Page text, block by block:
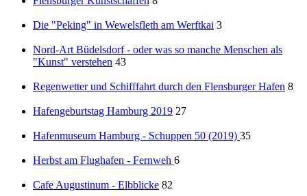
Die "Peking" in Wewelsfleth am Werftkai 3
Nord-Art Büdelsdorf - oder was so manche Menschen als
"Kunst" verstehen 43
Regenwetter und Schifffahrt durch den Flensburger Hafen 8
Hafengeburtstag Hamburg 2019 27
Hafenmuseum Hamburg - Schuppen 50 (2019) 35
Herbst am Flughafen - Fernweh 6
Cafe Augustinum - Elbblicke 82